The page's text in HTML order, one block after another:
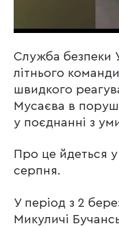
Служба безпеки
літнього
швидкого
Мусаєва в
у поєднанні з
Про це йдеться у
серпня.
У період з 2
Микуличі